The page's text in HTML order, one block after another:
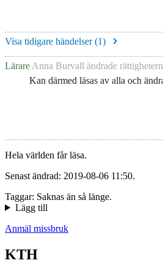
Visa tidigare händelser (1)
Lärare Anna Burvall ändrade
Kan därmed läsas av alla och
Hela världen får läsa.
Senast ändrad: 2019-08-06 11:50.
Taggar: Saknas än så länge.
Lägg till
Anmäl missbruk
KTH